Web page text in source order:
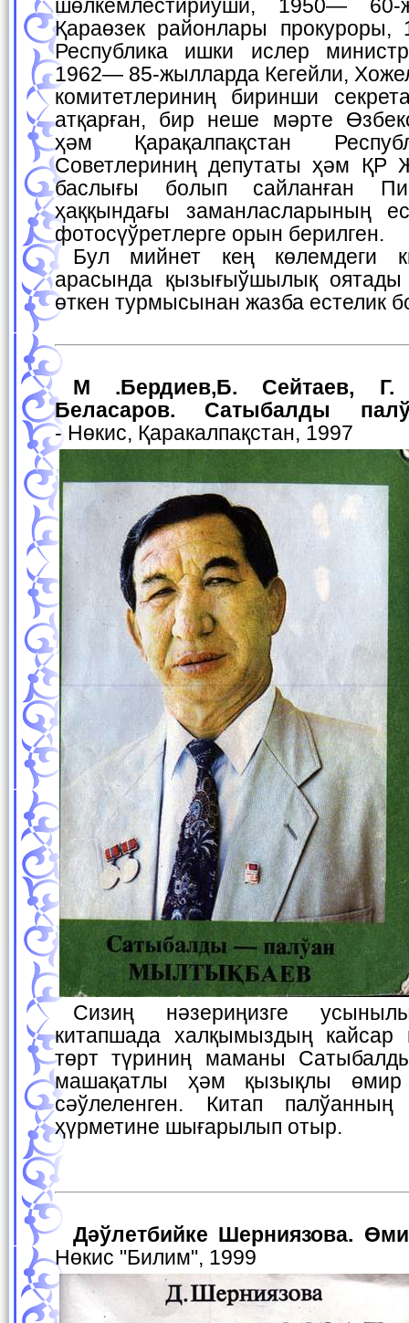
шөлкемлестириўши, 1950— 60-
Қараөзек районлары
Республика ишки ислер
1962— 85-жылларда Кегейли,
комитетлериниң биринши
атқарған, бир неше мәрте
ҳәм Қарақалпақстан
Советлериниң депутаты ҳәм ҚР
баслығы болып сайланған
ҳаққындағы заманласларының
фотосүўретлерге орын берилген.
Бул мийнет кең көлемдеги китап оқыўшылары
арасында қызығыўшылық
өткен турмысынан жазба естелик
М .Бердиев,Б. Сейтаев, Г. Досымбетов, Д.
Беласаров. Сатыбалды
- Нөкис, Қаракалпақстан, 1997
Сизиң нәзериңизге усынылып отырған бул
китапшада халқымыздың кайсар
төрт түриниң маманы
машақатлы ҳәм қызықлы
сәўлеленген. Китап
ҳүрметине шығарылып отыр.
Дәўлетбийке Шерниязова.
Нөкис "Билим", 1999